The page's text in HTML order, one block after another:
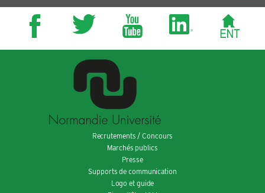
Recrutements / Concours
Marchés publics
Presse
Supports de communication
Logo et guide